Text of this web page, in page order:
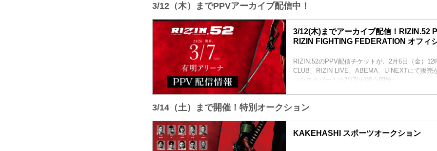
開催日時
有明アリーナ
TOKYO ARIAKE ARENA｜「東京有明アリーナ」
トです。東京の文化とグローバルなエンタテイン
新たな時代のTOKYOベイエリアへ。...
3/12（木）までPPVアーカイブ配信中！
3/12(木)までアーカイブ配信！RIZIN.52
RIZIN FIGHTING FEDERATION オフィ
RIZIN.52のPPV配信チケットが、2月6日（金）12
CLUB、RIZIN LIVE、ABEMA、U-NEXTにて販売
（※スカパー！は2/17(火)販売開始）
お得なPPV前売りチケットは、大会前日の3月6日
会場に来られない方、また会場にも行くが実況・
PPV販売スケジュール一覧
3/14（土）まで開催！特別オークション
KAKEHASHI スポーツオークション